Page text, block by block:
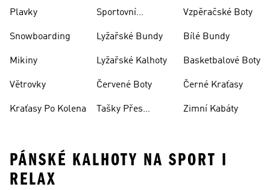
Plavky
Snowboarding
Mikiny
Větrovky
Kraťasy Po Kolena
Sportovní
Lyžařské Bundy
Lyžařské Kalhoty
Červené Boty
Tašky Přes
Vzpěračské Boty
Bílé Bundy
Basketbalové Boty
Černé Kraťasy
Zimní Kabáty
PÁNSKÉ KALHOTY NA SPORT I
RELAX